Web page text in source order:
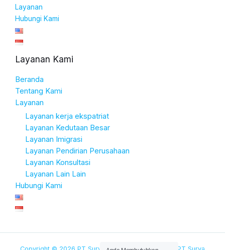
Layanan
Hubungi Kami
Layanan Kami
Beranda
Tentang Kami
Layanan
Layanan kerja ekspatriat
Layanan Kedutaan Besar
Layanan Imigrasi
Layanan Pendirian Perusahaan
Layanan Konsultasi
Layanan Lain Lain
Hubungi Kami